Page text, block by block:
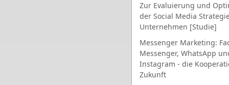
Zur Evaluierung und
der Social Media
Unternehmen [Studie]
Messenger Marketing:
Messenger, WhatsApp
Instagram - die
Zukunft